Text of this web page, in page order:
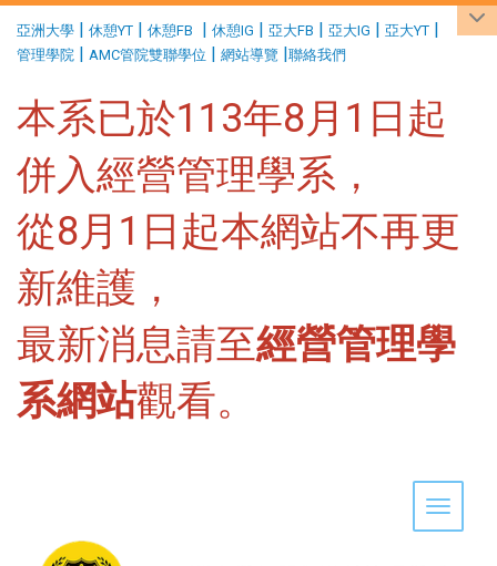
亞洲大學 | 休憩YT | 休憩FB | 休憩IG | 亞大FB | 亞大IG | 亞大YT |
管理學院 | AMC管院雙聯學位 | 網站導覽 |聯絡我們
本系已於113年8月1日起
併入經營管理學系，
從8月1日起本網站不再更
新維護，
最新消息請至經營管理學
系網站觀看。
Toggle